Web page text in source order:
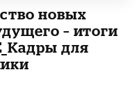
новых
– итоги
для